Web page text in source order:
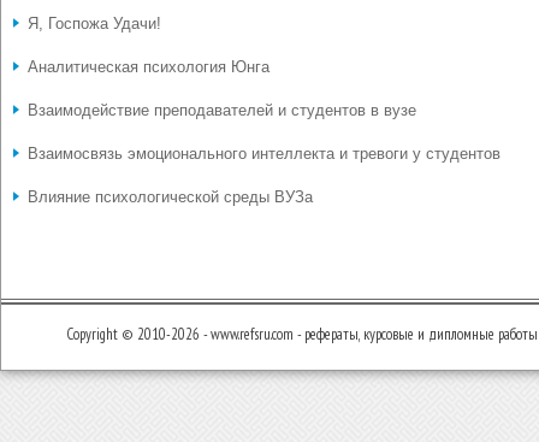
Я, Госпожа Удачи!
Аналитическая психология Юнга
Взаимодействие преподавателей и студентов в вузе
Взаимосвязь эмоционального интеллекта и тревоги у студентов
Влияние психологической среды ВУЗа
Copyright © 2010-2026 - www.refsru.com - рефераты, курсовые и дипломные работы